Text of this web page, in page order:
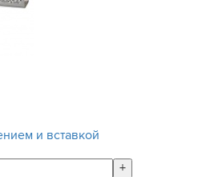
и вставкой
+